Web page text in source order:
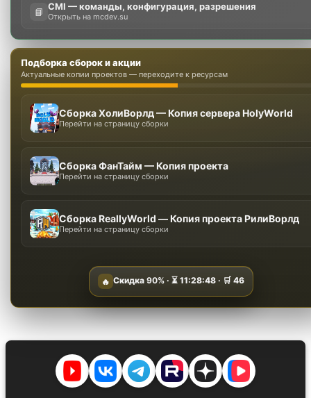
📘 CMI — команды, конфигурация, разрешения
Открыть на mcdev.su
Подборка сборок и акции
Актуальные копии проектов — переходите к ресурсам
Сборка ХолиВорлд — Копия сервера HolyWorld
Перейти на страницу сборки
Сборка ФанТайм — Копия проекта
Перейти на страницу сборки
Сборка ReallyWorld — Копия проекта РилиВорлд
Перейти на страницу сборки
🔥 Скидка90% · ⏳11:28:47· 🛒 46